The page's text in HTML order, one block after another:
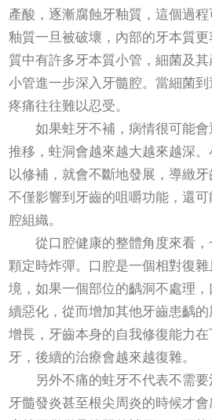
產酸，逐漸腐蝕牙釉質，這個過
釉質一旦被破壞，內部的牙本質
質中有許多牙本質小管，細菌及
小管進一步深入牙髓腔。當細菌到
疼痛往往難以忍受。
如果蛀牙不補，病情很可能會
推移，蛀洞會越來越大越來越深
以修補，就會不斷地發展，導緻
不僅影響到牙齒的咀嚼功能，還
腔組織。
從口腔健康的整體角度來看，
顆定時炸彈。口腔是一個相對復
境，如果一個部位的齲洞不處理
續惡化，從而增加其他牙齒患齲
增長，牙齒本身的自我修復能力
牙，後續的治療會越來越復雜。
另外不痛的蛀牙不代表不需要
牙髓發炎甚至根尖周炎的時候才